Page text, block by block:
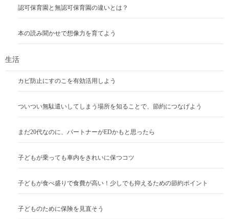
認可保育園と無認可保育園の違いとは？
本の読み聞かせで想像力を育てよう
生活
カビ防止にすのこを有効活用しよう
ついつい無駄遣いしてしまう場所を知ることで、節約につなげよう
まだ20代なのに、パートナーがEDかもと思ったら
子どもが乗っても車内をきれいに保つコツ
子どもが食べ盛りで食費が高い！少しでも抑えるための節約ポイント
子どものために保険を見直そう